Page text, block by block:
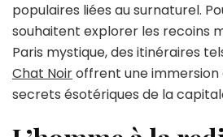
populaires liées au surnaturel.
souhaitent explorer les recoins
Paris mystique, des itinéraires
Chat Noiroffrent une
secrets ésotériques de la